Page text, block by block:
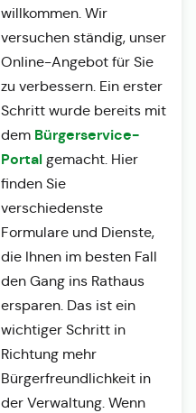
willkommen. Wir
versuchen ständig, unser
Online-Angebot für Sie
zu verbessern. Ein erster
Schritt wurde bereits mit
dem Bürgerservice-
Portalgemacht. Hier
finden Sie
verschiedenste
Formulare und Dienste,
die Ihnen im besten Fall
den Gang ins Rathaus
ersparen. Das ist ein
wichtiger Schritt in
Richtung mehr
Bürgerfreundlichkeit in
der Verwaltung. Wenn